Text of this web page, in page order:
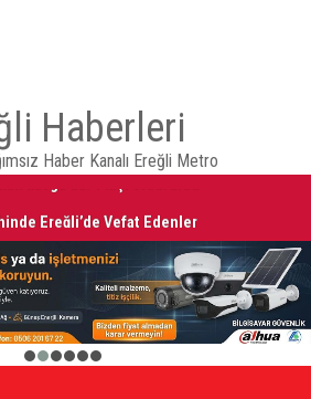
Haberleri
Haber Kanalı Ereğli Metro
Ereğli’de Vefat Edenler
2 3 4 5 6